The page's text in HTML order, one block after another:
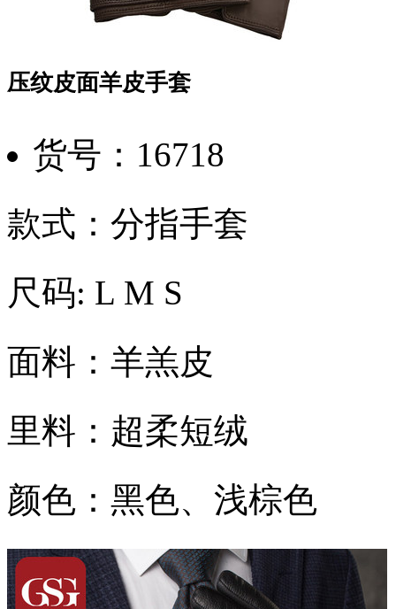
压纹皮面羊皮手套
货号：16718
款式：分指手套
尺码: L M S
面料：羊羔皮
里料：超柔短绒
颜色：黑色、浅棕色